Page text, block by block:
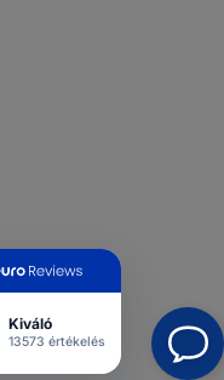
Kiváló
13573 értékelés